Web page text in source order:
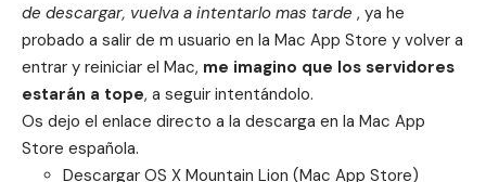
de descargar, vuelva a intentarlo mas tarde , ya he
probado a salir de m usuario en la Mac App Store y volver a
entrar y reiniciar el Mac, me imagino que los servidores
estarán a tope, a seguir intentándolo.
Os dejo el enlace directo a la descarga en la Mac App
Store española.
Descargar OS X Mountain Lion (Mac App Store)